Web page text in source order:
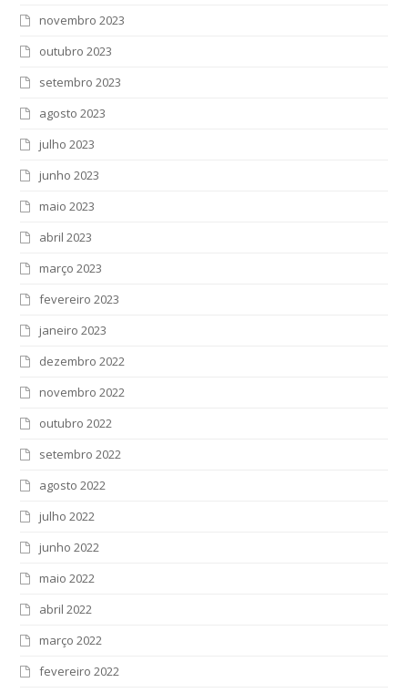
novembro 2023
outubro 2023
setembro 2023
agosto 2023
julho 2023
junho 2023
maio 2023
abril 2023
março 2023
fevereiro 2023
janeiro 2023
dezembro 2022
novembro 2022
outubro 2022
setembro 2022
agosto 2022
julho 2022
junho 2022
maio 2022
abril 2022
março 2022
fevereiro 2022